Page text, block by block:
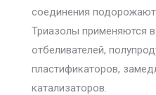
соединения подорожают
Триазолы применяются
отбеливателей,
пластификаторов,
катализаторов.